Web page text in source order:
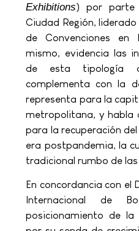
Exhibitions) por parte
Ciudad Región,
de Convenciones
mismo, evidencia las
de esta tipología
complementa con la
representa para la
metropolitana, y habla
para la recuperación
era postpandemia, la
tradicional rumbo de
En concordancia con el
Internacional de
posicionamiento de